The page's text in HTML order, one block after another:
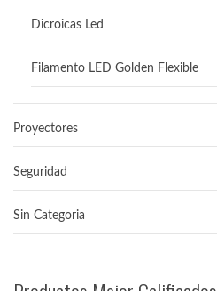
Dicroicas Led
Filamento LED Golden Flexible
Proyectores
Seguridad
Sin Categoria